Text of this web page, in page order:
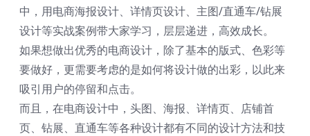
中，用电商海报设计、详情页设计、主图/直通车/钻展
设计等实战案例带大家学习，层层递进，高效成长。
如果想做出优秀的电商设计，除了基本的版式、色彩等
要做好，更需要考虑的是如何将设计做的出彩，以此来
吸引用户的停留和点击。
而且，在电商设计中，头图、海报、详情页、店铺首
页、钻展、直通车等各种设计都有不同的设计方法和技